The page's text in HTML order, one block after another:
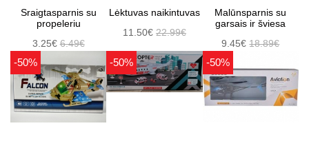
Sraigtasparnis su
propeleriu
3.25€6.49€
Lėktuvas naikintuvas
11.50€ 22.99€
Malūnsparnis su
garsais ir šviesa
9.45€18.89€
-50% -50% -50%